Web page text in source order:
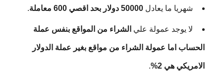
شهريا ما يعادل 50000 دولار بحد اقصي 600 معاملة .
لا يوجد عمولة علي الشراء من المواقع بنفس عملة
الحساب اما عمولة الشراء من مواقع بغير عملة الدولار
الامريكي هي 2% .